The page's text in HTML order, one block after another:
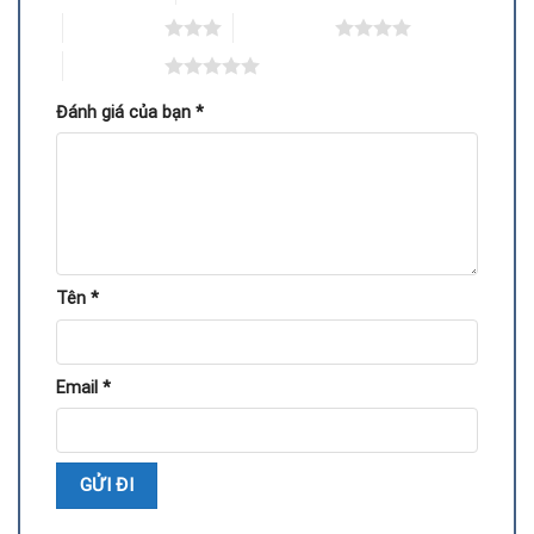
Dấu hiệu nhận biết VGA Gigabyte cần thay chipset
Người dùng có thể dựa vào một số biểu hiện dưới đây để
nhận biết VGA của mình đang gặp vấn đề ở chipset:
Máy tính bật lên nhưng không nhận VGA, màn hình đen.
Đánh giá của bạn *
Tên *
Email *